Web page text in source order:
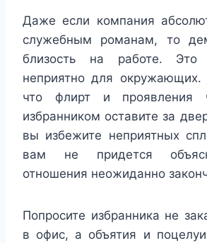
Даже если компания
служебным романам, то
близость на работе.
неприятно для окружающих.
что флирт и проявления
избранником оставите за
вы избежите неприятных
вам не придется
отношения неожиданно
Попросите избранника не
в офис, а объятия и